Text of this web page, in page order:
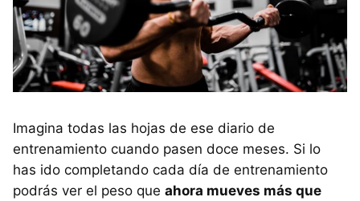
Imagina todas las hojas de ese diario de
entrenamiento cuando pasen doce meses. Si lo
has ido completando cada día de entrenamiento
podrás ver el peso que ahora mueves más que